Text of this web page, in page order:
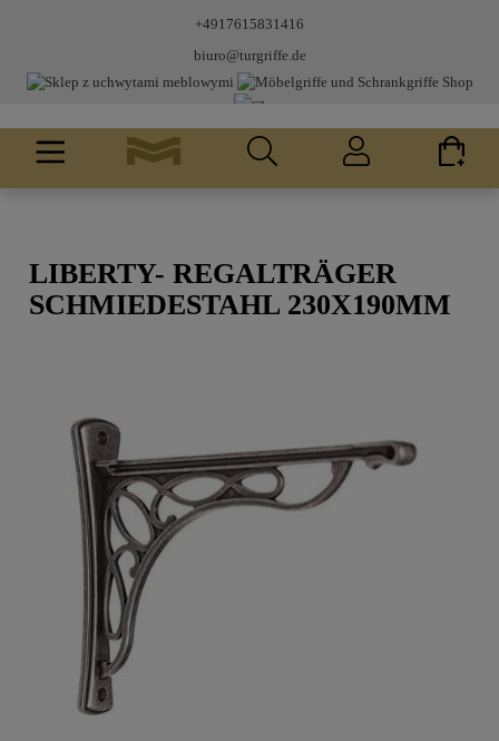
+4917615831416
biuro@turgriffe.de
LIBERTY- REGALTRÄGER
SCHMIEDESTAHL 230X190MM